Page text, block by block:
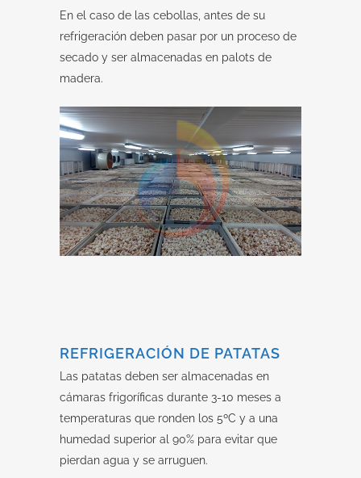
En el caso de las cebollas, antes de su
refrigeración deben pasar por un proceso de
secado y ser almacenadas en palots de
madera.
REFRIGERACIÓN DE PATATAS
Las patatas deben ser almacenadas en
cámaras frigoríficas durante 3-10 meses a
temperaturas que ronden los 5ºC y a una
humedad superior al 90% para evitar que
pierdan agua y se arruguen.